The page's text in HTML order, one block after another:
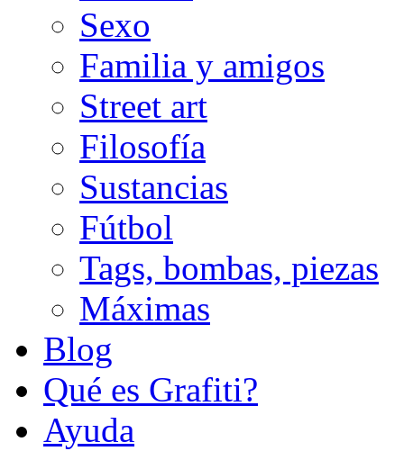
Sexo
Familia y amigos
Street art
Filosofía
Sustancias
Fútbol
Tags, bombas, piezas
Máximas
Blog
Qué es Grafiti?
Ayuda